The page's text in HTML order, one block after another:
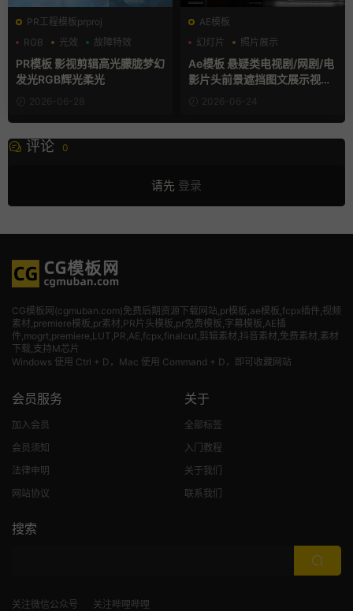
PR工程模板prproj
RGB
光效 故障特效
PR模板 影视剪辑高光朦胧梦幻
发光RGB辉光柔光
2026-06-28
AE模板
幻灯片
照片展示
电影风模板
Ae模板 悬疑类电视剧/网剧/电
影片头前景遮挡图文展示视频
2026-06-24
评论 0
请先 登录
CG模板网(cgmuban.com)免费后期资源下载网站,pr模板,ae模板,fcpx插件,视频
素材 ,premiere模板,pr素材,PR片头模板,pr免费模板,字幕模板,AE插
件,mogrt,premiere,LUT,PR,AE,fcpx,finalcut,剪辑素材,抖音素材,免费素材,素材
下载,支持M芯片
Windows 使用 Ctrl + D，Mac 使用 Command + D，即可收藏网站
会员服务
加入会员
会员须知
法律申明
网站协议
关于
全部标签
入门教程
关于我们
联系我们
搜索
关注微信公众号 关注哔哩哔哩